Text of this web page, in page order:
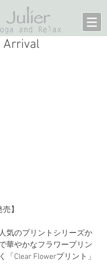
Arrival
】
気のプリントシリーズか
華やかなフラワープリン
「Clear Flowerプリント」